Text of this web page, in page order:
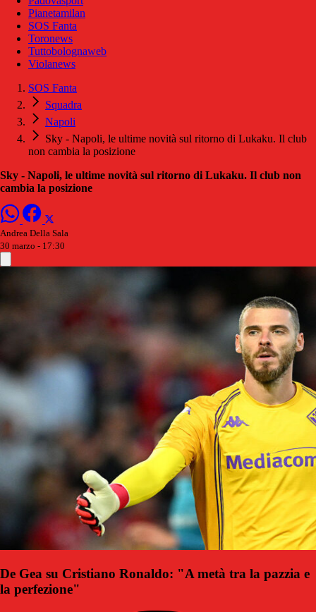
Pianetamilan
SOS Fanta
Toronews
Tuttobolognaweb
Violanews
SOS Fanta
Squadra
Napoli
Sky - Napoli, le ultime novità sul ritorno di Lukaku. Il club
non cambia la posizione
Sky - Napoli, le ultime novità sul ritorno di Lukaku. Il club non
cambia la posizione
Andrea Della Sala
30 marzo - 17:30
De Gea su Cristiano Ronaldo: "A metà tra la pazzia e
la perfezione"